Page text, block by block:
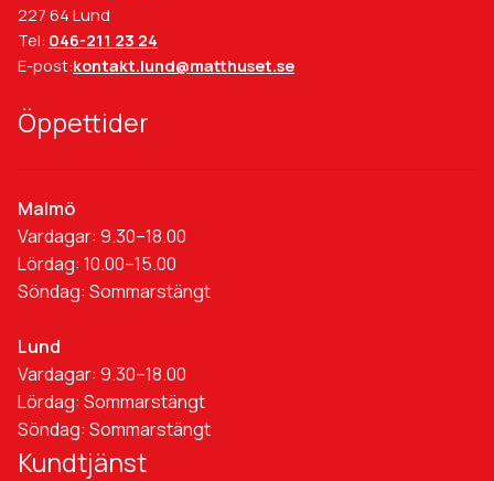
227 64 Lund
Tel: 046-211 23 24
E-post:kontakt.lund@matthuset.se
Öppettider
Malmö
Vardagar: 9.30–18.00
Lördag: 10.00–15.00
Söndag: Sommarstängt
Lund
Vardagar: 9.30–18.00
Lördag: Sommarstängt
Söndag: Sommarstängt
Kundtjänst